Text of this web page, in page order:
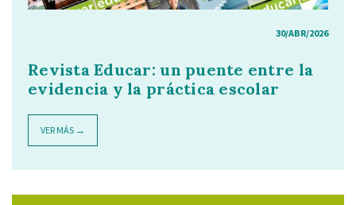
30/ABR/2026
Revista Educar: un puente entre la
evidencia y la práctica escolar
VER MÁS →